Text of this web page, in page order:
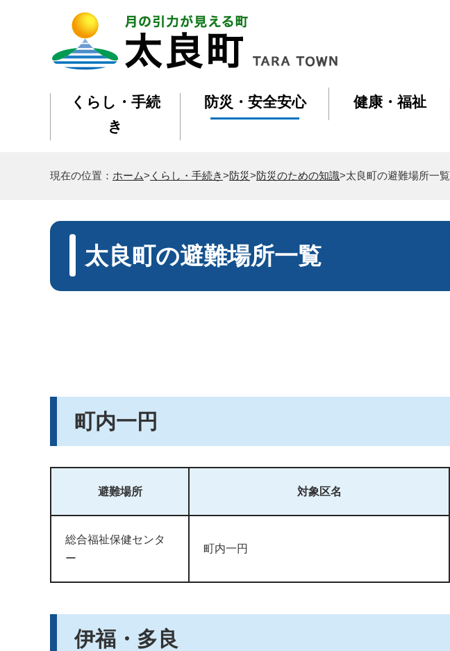
くらし・手続
き
防災・安全安心 健康・福祉
現在の位置： ホーム> くらし・手続き>防災>防災のための知識>太良町の避難場所一覧
太良町の避難場所一覧
町内一円
避難場所 対象区名
総合福祉保健センタ
ー
町内一円
伊福・多良